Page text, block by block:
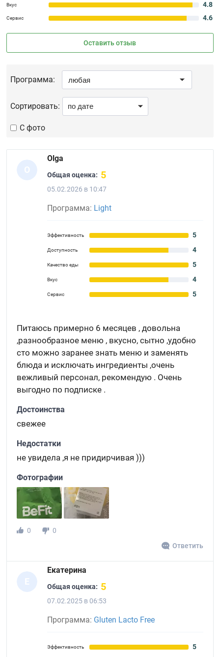
Вкус 4.8
Сервис 4.6
Оставить отзыв
Программа:
С фото
Сортировать:
O
Olga
Общая оценка: 5
05.02.2026 в 10:47
Программа: Light
Эффективность 5
Доступность 4
Качество еды 5
Вкус 4
Сервис 5
Питаюсь примерно 6 месяцев , довольна
,разнообразное меню , вкусно, сытно ,удобно
сто можно заранее знать меню и заменять
блюда и исключать ингредиенты ,очень
вежливый персонал, рекомендую . Очень
выгодно по подписке .
Достоинства
свежее
Недостатки
не увидела ,я не придирчивая )))
Фотографии
0
0
Ответить
Е
Екатерина
Общая оценка: 5
07.02.2025 в 06:53
Программа: Gluten Lacto Free
Эффективность 5